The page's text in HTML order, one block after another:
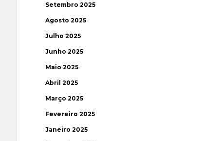
Setembro 2025
Agosto 2025
Julho 2025
Junho 2025
Maio 2025
Abril 2025
Março 2025
Fevereiro 2025
Janeiro 2025